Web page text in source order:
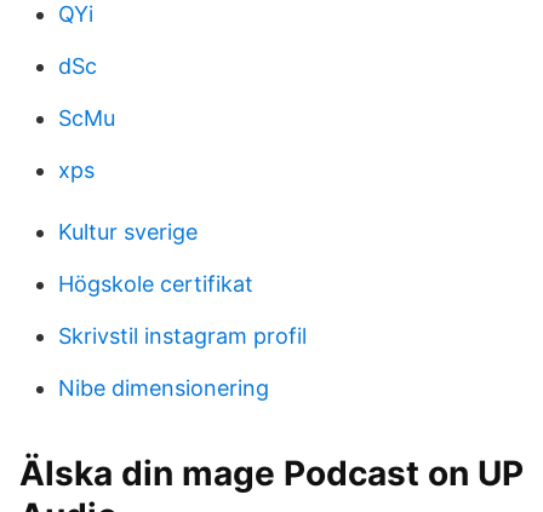
QYi
dSc
ScMu
xps
Kultur sverige
Högskole certifikat
Skrivstil instagram profil
Nibe dimensionering
Älska din mage Podcast on UP